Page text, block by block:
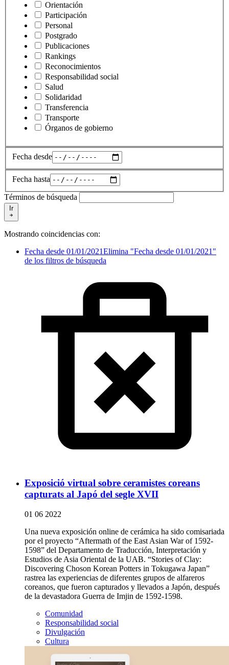
Orientación
Participación
Personal
Postgrado
Publicaciones
Rankings
Reconocimientos
Responsabilidad social
Salud
Solidaridad
Transferencia
Transporte
Órganos de gobierno
Fecha desde
Fecha hasta
Términos de búsqueda
Ir
Mostrando coincidencias con:
Fecha desde 01/01/2021Elimina "Fecha desde 01/01/2021"
de los filtros de búsqueda
Exposició virtual sobre ceramistes coreans
capturats al Japó del segle XVII
01 06 2022
Una nueva exposición online de cerámica ha sido comisariada
por el proyecto “Aftermath of the East Asian War of 1592-
1598” del Departamento de Traducción, Interpretación y
Estudios de Asia Oriental de la UAB. “Stories of Clay:
Discovering Choson Korean Potters in Tokugawa Japan”
rastrea las experiencias de diferentes grupos de alfareros
coreanos, que fueron capturados y llevados a Japón, después
de la devastadora Guerra de Imjin de 1592-1598.
Comunidad
Responsabilidad social
Divulgación
Cultura